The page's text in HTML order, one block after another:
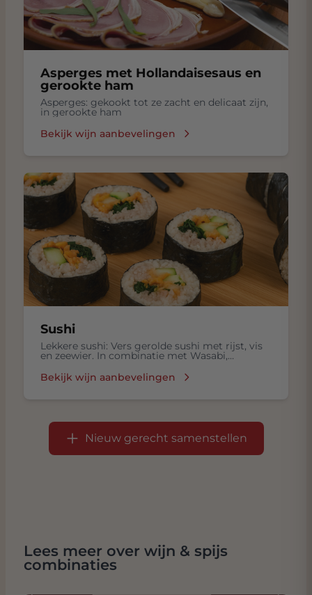
Asperges met Hollandaisesaus en
gerookte ham
Asperges: gekookt tot ze zacht en delicaat zijn,
in gerookte ham
Bekijk wijn aanbevelingen
Sushi
Lekkere sushi: Vers gerolde sushi met rijst, vis
en zeewier. In combinatie met Wasabi,
Bekijk wijn aanbevelingen
Nieuw gerecht samenstellen
Lees meer over wijn & spijs
combinaties